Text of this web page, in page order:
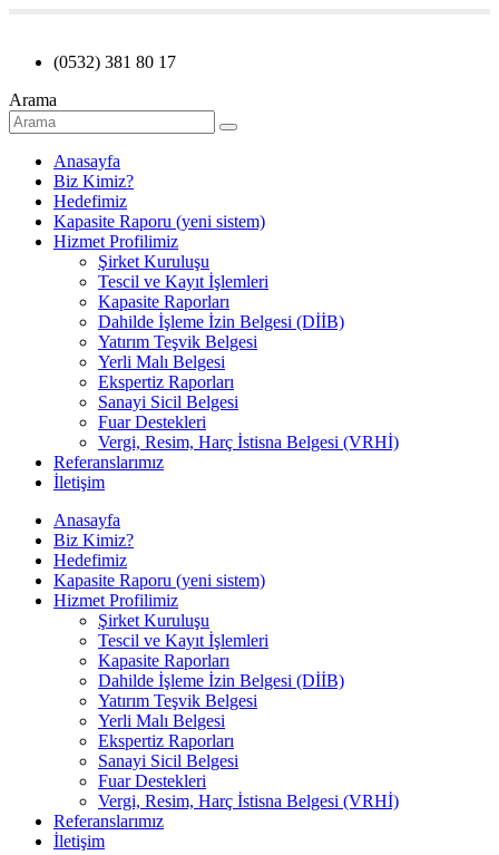
(0532) 381 80 17
Arama
Anasayfa
Biz Kimiz?
Hedefimiz
Kapasite Raporu (yeni sistem)
Hizmet Profilimiz
Şirket Kuruluşu
Tescil ve Kayıt İşlemleri
Kapasite Raporları
Dahilde İşleme İzin Belgesi (DİİB)
Yatırım Teşvik Belgesi
Yerli Malı Belgesi
Ekspertiz Raporları
Sanayi Sicil Belgesi
Fuar Destekleri
Vergi, Resim, Harç İstisna Belgesi (VRHİ)
Referanslarımız
İletişim
Anasayfa
Biz Kimiz?
Hedefimiz
Kapasite Raporu (yeni sistem)
Hizmet Profilimiz
Şirket Kuruluşu
Tescil ve Kayıt İşlemleri
Kapasite Raporları
Dahilde İşleme İzin Belgesi (DİİB)
Yatırım Teşvik Belgesi
Yerli Malı Belgesi
Ekspertiz Raporları
Sanayi Sicil Belgesi
Fuar Destekleri
Vergi, Resim, Harç İstisna Belgesi (VRHİ)
Referanslarımız
İletişim